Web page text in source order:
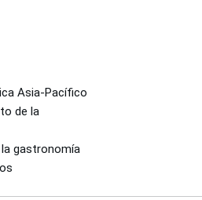
Asia-Pacífico
de la
gastronomía